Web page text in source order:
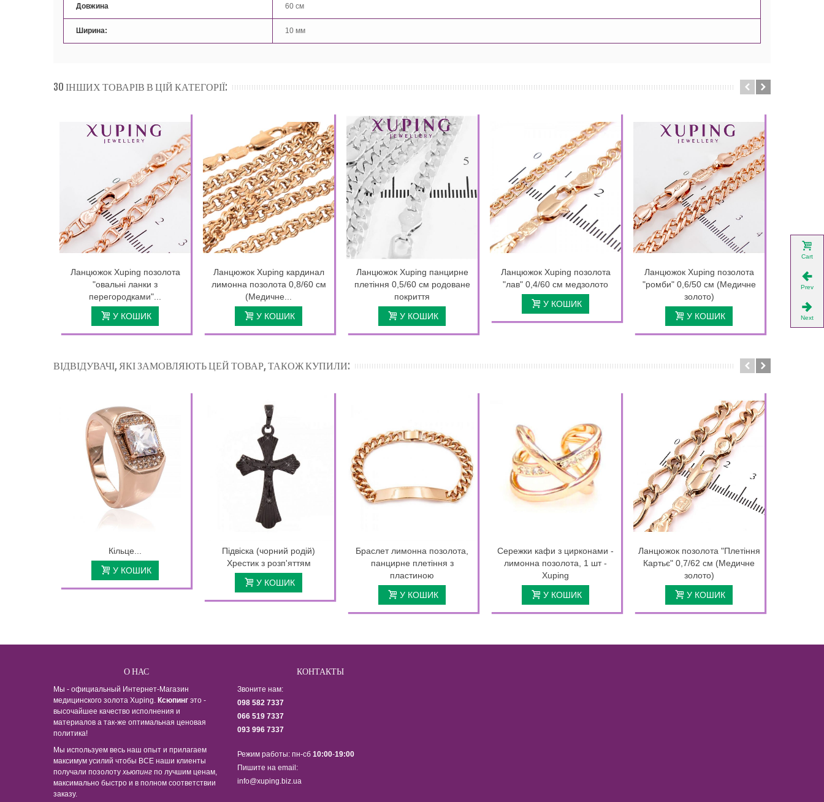
Довжина 60 см
Ширина: 10 мм
30 ІНШИХ ТОВАРІВ В ЦІЙ КАТЕГОРІЇ:
Ланцюжок Xuping позолота
"овальні ланки з
перегородками"...
У КОШИК
Ланцюжок Xuping кардинал
лимонна позолота 0,8/60 см
(Медичне...
У КОШИК
Ланцюжок Xuping панцирне
плетіння 0,5/60 см родоване
покриття
У КОШИК
Ланцюжок Xuping позолота
"лав" 0,4/60 см медзолото
У КОШИК
Ланцюжок Xuping позолота
"ромби" 0,6/50 см (Медичне
золото)
У КОШИК
0,4/50
ВІДВІДУВАЧІ, ЯКІ ЗАМОВЛЯЮТЬ ЦЕЙ ТОВАР, ТАКОЖ КУПИЛИ:
Кільце...
У КОШИК
Підвіска (чорний родій)
Хрестик з розп'яттям
У КОШИК
Браслет лимонна позолота,
панцирне плетіння з
пластиною
У КОШИК
Сережки кафи з цирконами -
лимонна позолота, 1 шт -
Xuping
У КОШИК
Ланцюжок позолота "Плетіння
Картьє" 0,7/62 см (Медичне
золото)
У КОШИК
О НАС
Мы - официальный Интернет-Магазин
медицинского золота Xuping. Ксюпинг это -
высочайшее качество исполнения и
материалов а так-же оптимальная ценовая
политика!
Мы используем весь наш опыт и прилагаем
максимум усилий чтобы ВСЕ наши клиенты
получали позолотухьюпинг по лучшим ценам,
максимально быстро и в полном соответствии
заказу.
КОНТАКТЫ
Звоните нам:
098 582 7337
066 519 7337
093 996 7337
Режим работы: пн-сб 10:00-19:00
Пишите на email:
info@xuping.biz.ua
Cart
Prev
Next